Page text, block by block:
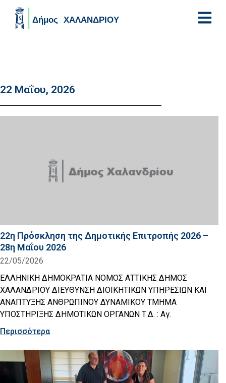
22 Μαΐου, 2026
22η Πρόσκληση της Δημοτικής Επιτροπής 2026 –
28η Μαΐου 2026
22/05/2026
ΕΛΛΗΝΙΚΗ ΔΗΜΟΚΡΑΤΙΑ ΝΟΜΟΣ ΑΤΤΙΚΗΣ ΔΗΜΟΣ
ΧΑΛΑΝΔΡΙΟΥ ΔΙΕΥΘΥΝΣΗ ΔΙΟΙΚΗΤΙΚΩΝ ΥΠΗΡΕΣΙΩΝ ΚΑΙ
ΑΝΑΠΤΥΞΗΣ ΑΝΘΡΩΠΙΝΟΥ ΔΥΝΑΜΙΚΟΥ ΤΜΗΜΑ
ΥΠΟΣΤΗΡΙΞΗΣ ΔΗΜΟΤΙΚΩΝ ΟΡΓΑΝΩΝ Τ.Δ. : Αγ.
Περισσότερα